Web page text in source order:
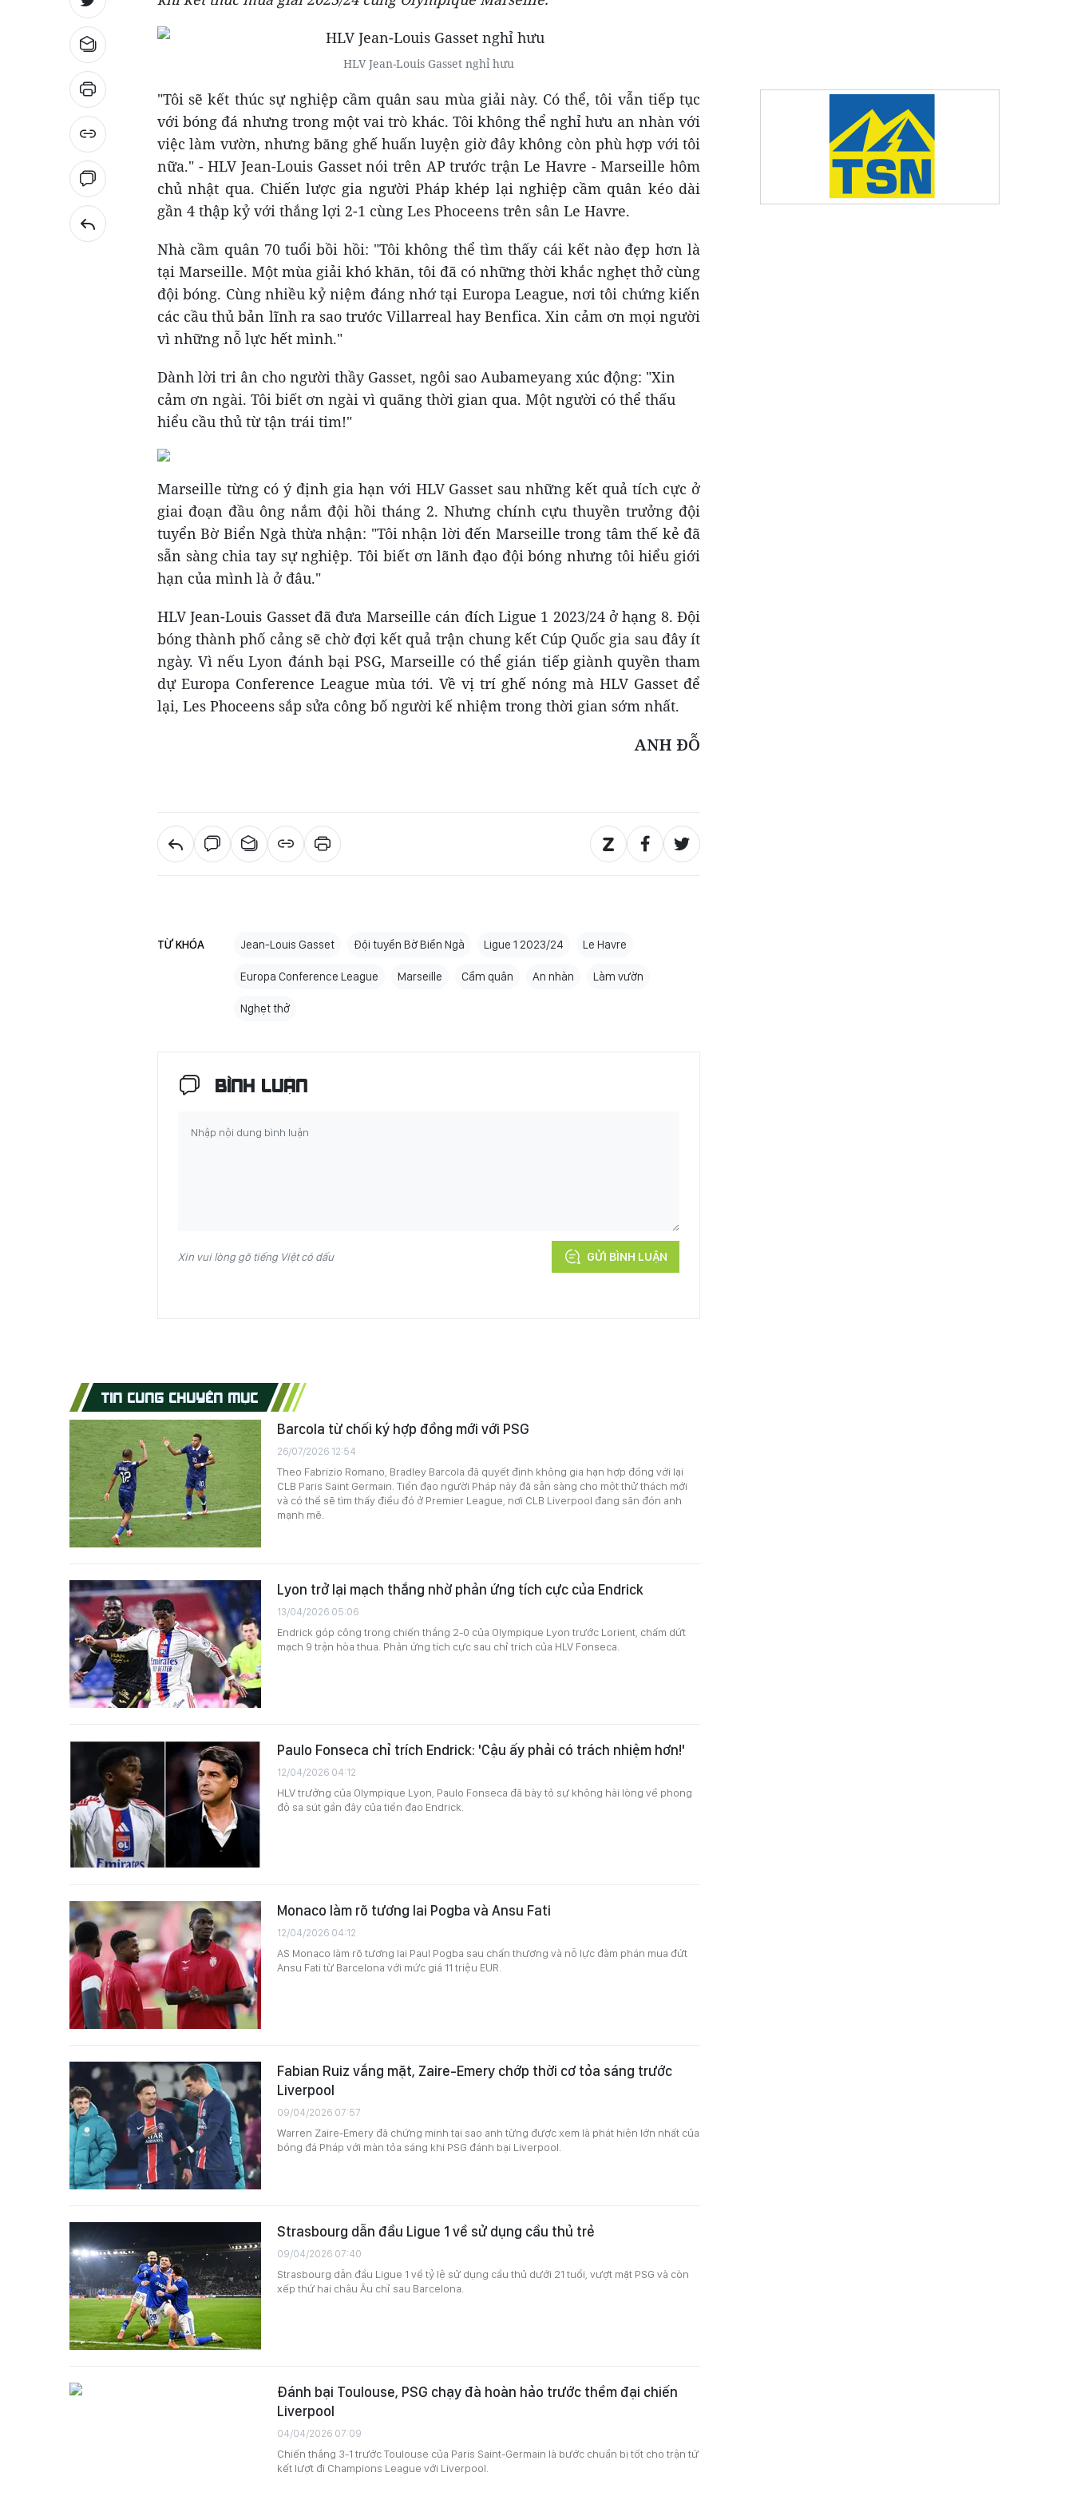
HLV Jean-Louis Gasset nghỉ hưu
"Tôi sẽ kết thúc sự nghiệp cầm quân sau mùa giải này. Có thể, tôi vẫn tiếp tục
với bóng đá nhưng trong một vai trò khác. Tôi không thể nghỉ hưu an nhàn với
việc làm vườn, nhưng băng ghế huấn luyện giờ đây không còn phù hợp với tôi
nữa." - HLV Jean-Louis Gasset nói trên AP trước trận Le Havre - Marseille hôm
chủ nhật qua. Chiến lược gia người Pháp khép lại nghiệp cầm quân kéo dài
gần 4 thập kỷ với thắng lợi 2-1 cùng Les Phoceens trên sân Le Havre.
Nhà cầm quân 70 tuổi bồi hồi: "Tôi không thể tìm thấy cái kết nào đẹp hơn là
tại Marseille. Một mùa giải khó khăn, tôi đã có những thời khắc nghẹt thở cùng
đội bóng. Cùng nhiều kỷ niệm đáng nhớ tại Europa League, nơi tôi chứng kiến
các cầu thủ bản lĩnh ra sao trước Villarreal hay Benfica. Xin cảm ơn mọi người
vì những nỗ lực hết mình."
Dành lời tri ân cho người thầy Gasset, ngôi sao Aubameyang xúc động: "Xin
cảm ơn ngài. Tôi biết ơn ngài vì quãng thời gian qua. Một người có thể thấu
hiểu cầu thủ từ tận trái tim!"
Marseille từng có ý định gia hạn với HLV Gasset sau những kết quả tích cực ở
giai đoạn đầu ông nắm đội hồi tháng 2. Nhưng chính cựu thuyền trưởng đội
tuyển Bờ Biển Ngà thừa nhận: "Tôi nhận lời đến Marseille trong tâm thế kẻ đã
sẵn sàng chia tay sự nghiệp. Tôi biết ơn lãnh đạo đội bóng nhưng tôi hiểu giới
hạn của mình là ở đâu."
HLV Jean-Louis Gasset đã đưa Marseille cán đích Ligue 1 2023/24 ở hạng 8. Đội
bóng thành phố cảng sẽ chờ đợi kết quả trận chung kết Cúp Quốc gia sau đây ít
ngày. Vì nếu Lyon đánh bại PSG, Marseille có thể gián tiếp giành quyền tham
dự Europa Conference League mùa tới. Về vị trí ghế nóng mà HLV Gasset để
lại, Les Phoceens sắp sửa công bố người kế nhiệm trong thời gian sớm nhất.
ANH ĐỖ
TỪ KHÓA Jean-Louis Gasset Đội tuyển Bờ Biển Ngà Ligue 1 2023/24 Le Havre
Europa Conference League Marseille Cầm quân An nhàn Làm vườn
Nghẹt thở
BÌNH LUẬN
Xin vui lòng gõ tiếng Việt có dấu GỬI BÌNH LUẬN
TIN CÙNG CHUYÊN MỤC
Barcola từ chối ký hợp đồng mới với PSG
26/07/2026 12:54
Theo Fabrizio Romano, Bradley Barcola đã quyết định không gia hạn hợp đồng với lại
CLB Paris Saint Germain. Tiền đạo người Pháp này đã sẵn sàng cho một thử thách mới
và có thể sẽ tìm thấy điều đó ở Premier League, nơi CLB Liverpool đang săn đón anh
mạnh mẽ.
Lyon trở lại mạch thắng nhờ phản ứng tích cực của Endrick
13/04/2026 05:06
Endrick góp công trong chiến thắng 2-0 của Olympique Lyon trước Lorient, chấm dứt
mạch 9 trận hòa thua. Phản ứng tích cực sau chỉ trích của HLV Fonseca.
Paulo Fonseca chỉ trích Endrick: 'Cậu ấy phải có trách nhiệm hơn!'
12/04/2026 04:12
HLV trưởng của Olympique Lyon, Paulo Fonseca đã bày tỏ sự không hài lòng về phong
độ sa sút gần đây của tiền đạo Endrick.
Monaco làm rõ tương lai Pogba và Ansu Fati
12/04/2026 04:12
AS Monaco làm rõ tương lai Paul Pogba sau chấn thương và nỗ lực đàm phán mua đứt
Ansu Fati từ Barcelona với mức giá 11 triệu EUR.
Fabian Ruiz vắng mặt, Zaire-Emery chớp thời cơ tỏa sáng trước
Liverpool
09/04/2026 07:57
Warren Zaire-Emery đã chứng minh tại sao anh từng được xem là phát hiện lớn nhất của
bóng đá Pháp với màn tỏa sáng khi PSG đánh bại Liverpool.
Strasbourg dẫn đầu Ligue 1 về sử dụng cầu thủ trẻ
09/04/2026 07:40
Strasbourg dẫn đầu Ligue 1 về tỷ lệ sử dụng cầu thủ dưới 21 tuổi, vượt mặt PSG và còn
xếp thứ hai châu Âu chỉ sau Barcelona.
Đánh bại Toulouse, PSG chạy đà hoàn hảo trước thềm đại chiến
Liverpool
04/04/2026 07:09
Chiến thắng 3-1 trước Toulouse của Paris Saint-Germain là bước chuẩn bị tốt cho trận tứ
kết lượt đi Champions League với Liverpool.